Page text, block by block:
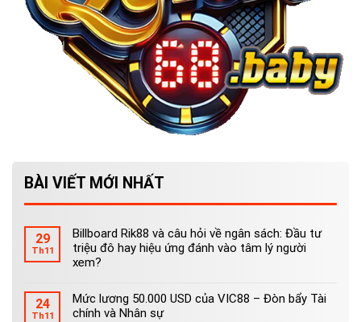
BÀI VIẾT MỚI NHẤT
29
Th11
Billboard Rik88 và câu hỏi về ngân sách: Đầu tư
triệu đô hay hiệu ứng đánh vào tâm lý người
xem?
24
Th11
Mức lương 50.000 USD của VIC88 – Đòn bẩy Tài
chính và Nhân sự